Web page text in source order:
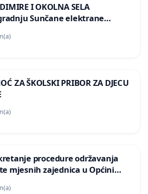
I OKOLNA SELA
Sunčane elektrane
Ugljana
ZA ŠKOLSKI PRIBOR ZA DJECU
procedure održavanja
mjesnih zajednica u Općini